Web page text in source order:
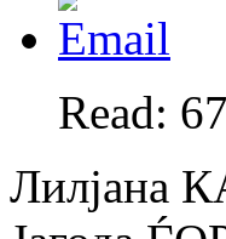
Read:
Лилјана